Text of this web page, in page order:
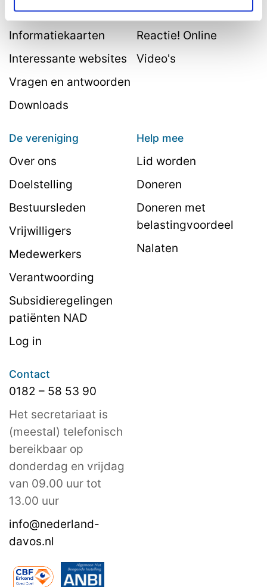
Astma Actieplan
Informatiekaarten
Interessante websites
Vragen en antwoorden
Downloads
Reactie! Magazine
Reactie! Online
Video's
De vereniging
Over ons
Doelstelling
Bestuursleden
Vrijwilligers
Medewerkers
Verantwoording
Subsidieregelingen
patiënten NAD
Log in
Help mee
Lid worden
Doneren
Doneren met
belastingvoordeel
Nalaten
Contact
0182 – 58 53 90
Het secretariaat is
(meestal) telefonisch
bereikbaar op
donderdag en vrijdag
van 09.00 uur tot
13.00 uur
info@nederland-
davos.nl